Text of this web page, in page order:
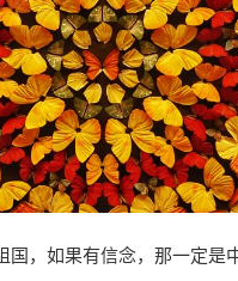
国，如果有信念，那一定是